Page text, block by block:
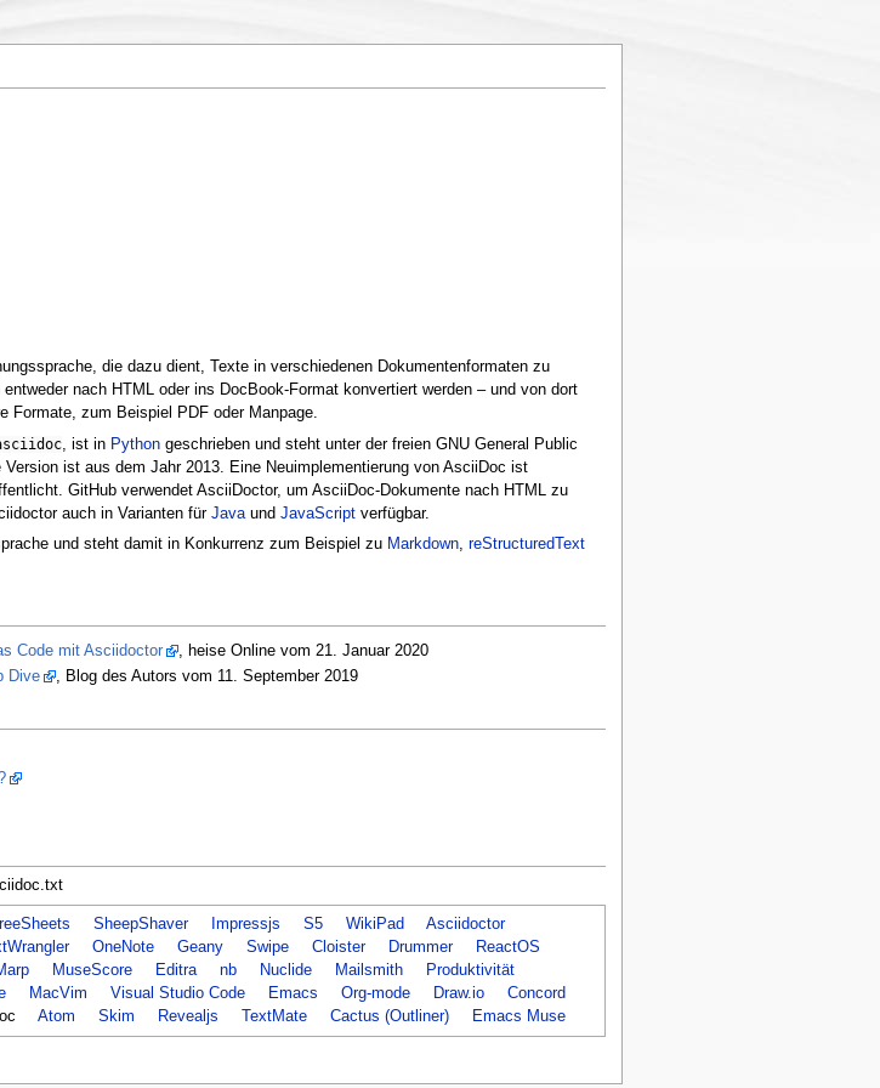
die dazu dient, Texte in verschiedenen Dokumentenformaten zu
nach HTML oder ins DocBook-Format konvertiert werden – und von dort
Formate, zum Beispiel PDF oder Manpage.
, ist in Pythongeschrieben und steht unter der freien GNU General Public
ist aus dem Jahr 2013. Eine Neuimplementierung von AsciiDoc ist
GitHub verwendet AsciiDoctor, um AsciiDoc-Dokumente nach HTML zu
auch in Varianten für Javaund JavaScriptverfügbar.
und steht damit in Konkurrenz zum Beispiel zu Markdown, reStructuredText
Code mit Asciidoctor
, heise Online vom 21. Januar 2020
Dive , Blog des Autors vom 11. September 2019
SheepShaver Impressjs S5 WikiPad
Asciidoctor
OneNote Geany Swipe Cloister Drummer
ReactOS
MuseScore Editra nb Nuclide Mailsmith
Produktivität
MacVim Visual Studio Code Emacs Org-mode Draw.io
Concord
Atom Skim Revealjs TextMate Cactus (Outliner) Emacs Muse